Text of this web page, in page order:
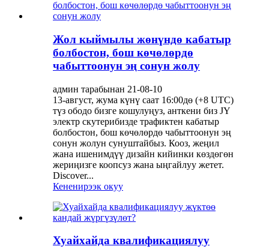
Жол кыймылы жөнүндө кабатыр
болбостон, бош көчөлөрдө
чабыттоонун эң сонун жолу
админ тарабынан 21-08-10
13-август, жума күнү саат 16:00дө (+8 UTC)
түз ободо бизге кошулуңуз, анткени биз JY
электр скутерибизде трафиктен кабатыр
болбостон, бош көчөлөрдө чабыттоонун эң
сонун жолун сунуштайбыз. Кооз, жеңил
жана ишенимдүү дизайн кийинки көздөгөн
жериңизге коопсуз жана ыңгайлуу жетет.
Discover...
Кененирээк окуу
Хуайхайда квалификациялуу